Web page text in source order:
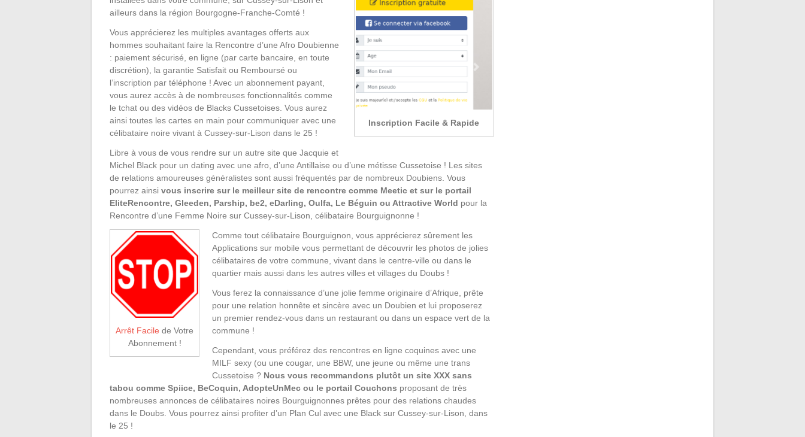
Inscription Facile & Rapide
ailleurs dans la région Bourgogne-Franche-Comté !
Vous apprécierez les multiples avantages offerts aux
hommes souhaitant faire la Rencontre d’une Afro Doubienne
: paiement sécurisé, en ligne (par carte bancaire, en toute
discrétion), la garantie Satisfait ou Remboursé ou
l’inscription par téléphone ! Avec un abonnement payant,
vous aurez accès à de nombreuses fonctionnalités comme
le tchat ou des vidéos de Blacks Cussetoises. Vous aurez
ainsi toutes les cartes en main pour communiquer avec une
célibataire noire vivant à Cussey-sur-Lison dans le 25 !
Libre à vous de vous rendre sur un autre site que Jacquie et
Michel Black pour un dating avec une afro, d’une Antillaise ou d’une métisse Cussetoise ! Les sites
de relations amoureuses généralistes sont aussi fréquentés par de nombreux Doubiens. Vous
pourrez ainsi vous inscrire sur le meilleur site de rencontre comme Meetic et sur le portail
EliteRencontre, Gleeden, Parship, be2, eDarling, Oulfa, Le Béguin ou Attractive World pour la
Rencontre d’une Femme Noire sur Cussey-sur-Lison, célibataire Bourguignonne !
Arrêt Facile de Votre
Abonnement !
Comme tout célibataire Bourguignon, vous apprécierez sûrement les
Applications sur mobile vous permettant de découvrir les photos de jolies
célibataires de votre commune, vivant dans le centre-ville ou dans le
quartier mais aussi dans les autres villes et villages du Doubs !
Vous ferez la connaissance d’une jolie femme originaire d’Afrique, prête
pour une relation honnête et sincère avec un Doubien et lui proposerez
un premier rendez-vous dans un restaurant ou dans un espace vert de la
commune !
Cependant, vous préférez des rencontres en ligne coquines avec une
MILF sexy (ou une cougar, une BBW, une jeune ou même une trans
Cussetoise ? Nous vous recommandons plutôt un site XXX sans
tabou comme Spiice, BeCoquin, AdopteUnMec ou le portail Couchons proposant de très
nombreuses annonces de célibataires noires Bourguignonnes prêtes pour des relations chaudes
dans le Doubs. Vous pourrez ainsi profiter d’un Plan Cul avec une Black sur Cussey-sur-Lison, dans
le 25 !